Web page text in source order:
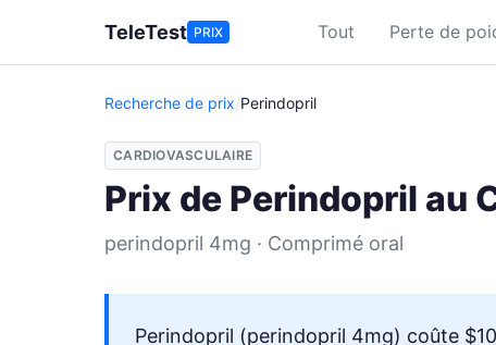
TeleTest PRIX Tout Perte de
Recherche de prix/Perindopril
CARDIOVASCULAIRE
Prix de Perindopril au
perindopril 4mg · Comprimé oral
Perindopril (perindopril 4mg) coûte